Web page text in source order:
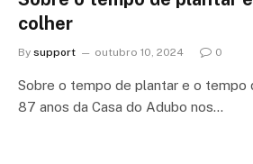
colher
By support outubro 10, 2024 0
Sobre o tempo de plantar e o tempo
87 anos da Casa do Adubo nos…